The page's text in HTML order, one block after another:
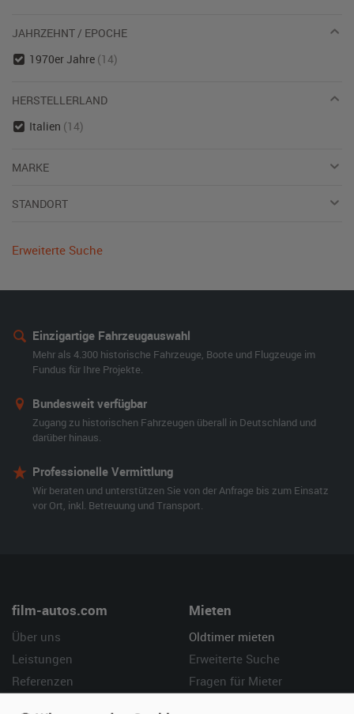
JAHRZEHNT / EPOCHE
1970er Jahre (14)
HERSTELLERLAND
Italien (14)
MARKE
STANDORT
Erweiterte Suche
Einzigartige Fahrzeugauswahl
Mehr als 4.300 historische Fahrzeuge, Boote und Flugzeuge im
Fundus für Ihre Projekte.
Bundesweit verfügbar
Zugang zu historischen Fahrzeugen überall in Deutschland und
darüber hinaus.
Professionelle Vermittlung
Wir beraten und unterstützen Sie von der Anfrage bis zum Einsatz
vor Ort, inkl. Betreuung und Transport.
film-autos.com
Über uns
Leistungen
Referenzen
Mieten
Oldtimer mieten
Erweiterte Suche
Fragen für Mieter